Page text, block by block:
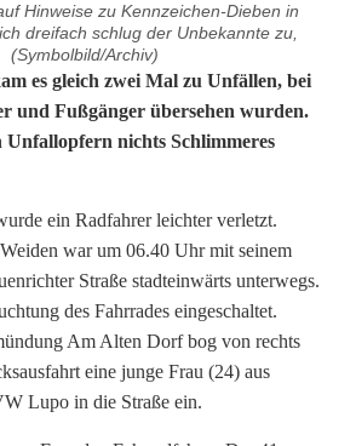
Hinweise zu Kennzeichen-Dieben in
dreifach schlug der Unbekannte zu,
(Symbolbild/Archiv)
es gleich zwei Mal zu Unfällen, bei
und Fußgänger übersehen wurden.
Unfallopfern nichts Schlimmeres
ein Radfahrer leichter verletzt.
war um 06.40 Uhr mit seinem
Straße stadteinwärts unterwegs.
des Fahrrades eingeschaltet.
Am Alten Dorf bog von rechts
eine junge Frau (24) aus
Lupo in die Straße ein.